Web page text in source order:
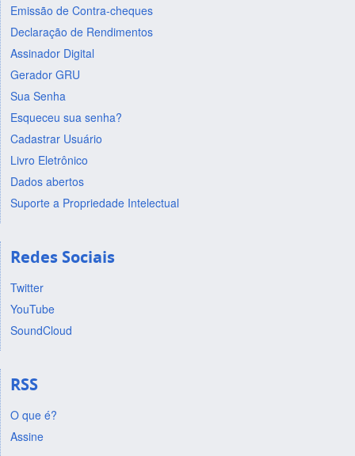
Emissão de Contra-cheques
Declaração de Rendimentos
Assinador Digital
Gerador GRU
Sua Senha
Esqueceu sua senha?
Cadastrar Usuário
Livro Eletrônico
Dados abertos
Suporte a Propriedade Intelectual
Redes Sociais
Twitter
YouTube
SoundCloud
RSS
O que é?
Assine